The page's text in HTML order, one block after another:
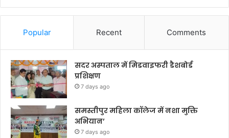
Popular Recent Comments
सदर अस्पताल में मिडवाइफरी डैशबोर्ड
प्रशिक्षण
7 days ago
समस्तीपुर महिला कॉलेज में नशा मुक्ति
अभियान’
7 days ago